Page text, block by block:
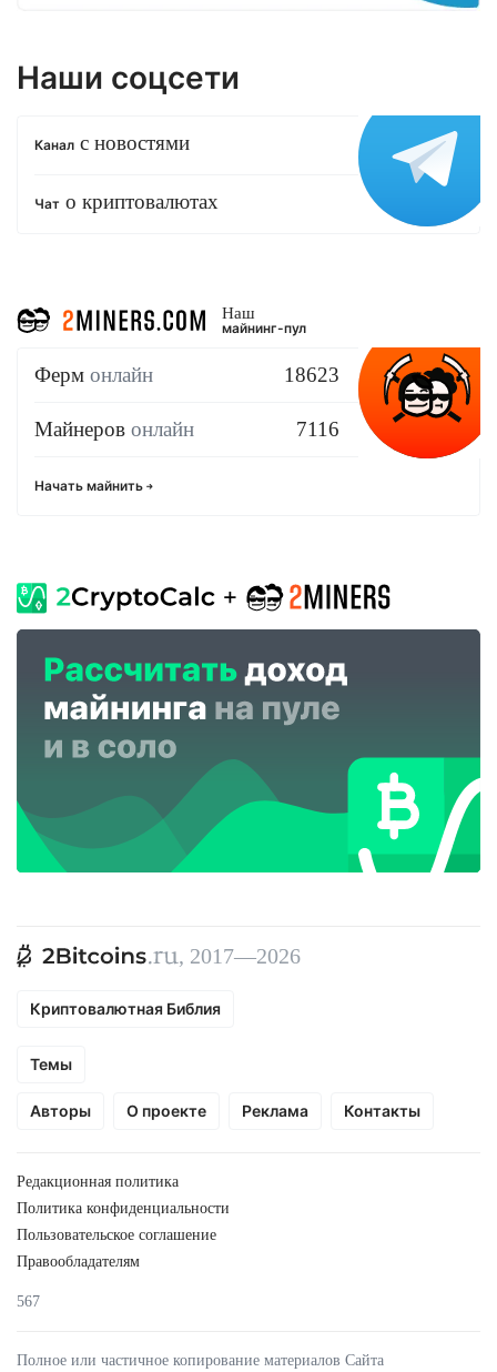
Наши соцсети
Канал с новостями
Чат о криптовалютах
Наш
майнинг-пул
Ферм онлайн 18623
Майнеров онлайн 7116
Начать майнить
, 2017—2026
Криптовалютная Библия
Темы
Авторы О проекте Реклама Контакты
Редакционная политика
Политика конфиденциальности
Пользовательское соглашение
Правообладателям
567
Полное или частичное копирование материалов Сайта